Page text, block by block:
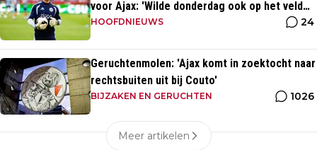
voor Ajax: 'Wilde donderdag ook op het veld
staan'
HOOFDNIEUWS 24
Geruchtenmolen: 'Ajax komt in zoektocht naar
rechtsbuiten uit bij Couto'
BIJZAKEN EN GERUCHTEN 1026
Meer artikelen